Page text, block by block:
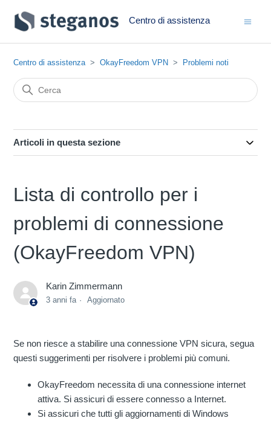
Centro di assistenza
Centro di assistenza OkayFreedom VPN Problemi noti
Articoli in questa sezione
Lista di controllo per i
problemi di connessione
(OkayFreedom VPN)
Karin Zimmermann
3 anni fa Aggiornato
Se non riesce a stabilire una connessione VPN sicura, segua
questi suggerimenti per risolvere i problemi più comuni.
OkayFreedom necessita di una connessione internet
attiva. Si assicuri di essere connesso a Internet.
Si assicuri che tutti gli aggiornamenti di Windows